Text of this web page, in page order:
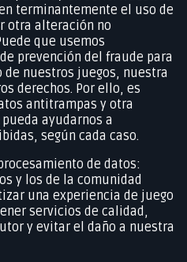
terminantemente el uso de
otra alteración no
que usemos
prevención del fraude para
nuestros juegos, nuestra
derechos. Por ello, es
antitrampas y otra
ayudarnos a
según cada caso.
de datos:
y los de la comunidad
una experiencia de juego
servicios de calidad,
y evitar el daño a nuestra